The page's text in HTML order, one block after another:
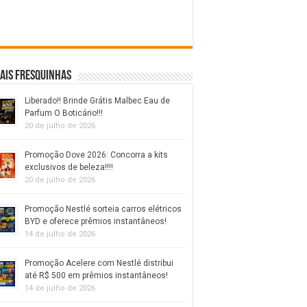
fresquinhas
Liberado!! Brinde Grátis Malbec Eau de
Parfum O Boticário!!!
20 de julho de 2026
Promoção Dove 2026: Concorra a kits
exclusivos de beleza!!!!
20 de julho de 2026
Promoção Nestlé sorteia carros elétricos
BYD e oferece prêmios instantâneos!
14 de julho de 2026
Promoção Acelere com Nestlé distribui
até R$ 500 em prêmios instantâneos!
14 de julho de 2026